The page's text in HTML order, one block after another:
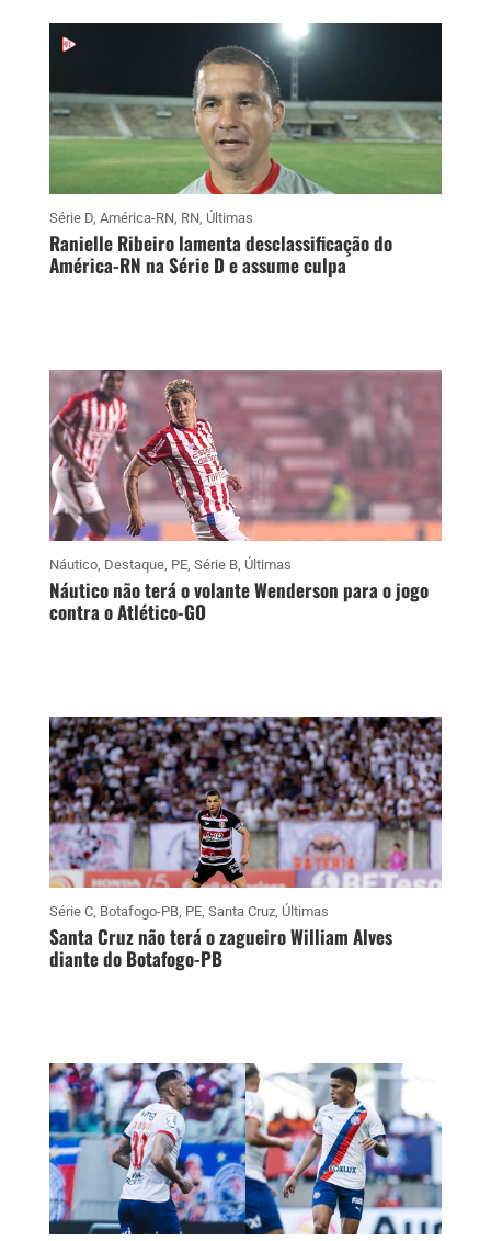
Série D, América-RN, RN, Últimas
Ranielle Ribeiro lamenta desclassificação do
América-RN na Série D e assume culpa
Náutico, Destaque, PE, Série B, Últimas
Náutico não terá o volante Wenderson para o jogo
contra o Atlético-GO
Série C, Botafogo-PB, PE, Santa Cruz, Últimas
Santa Cruz não terá o zagueiro William Alves
diante do Botafogo-PB